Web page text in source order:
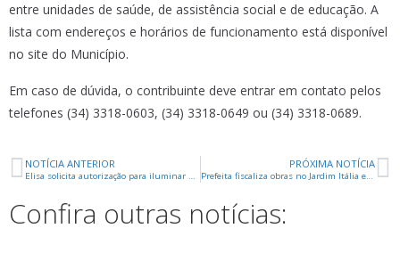
entre unidades de saúde, de assistência social e de educação. A
lista com endereços e horários de funcionamento está disponível
no site do Município.
Em caso de dúvida, o contribuinte deve entrar em contato pelos
telefones (34) 3318-0603, (34) 3318-0649 ou (34) 3318-0689.
NOTÍCIA ANTERIOR
Elisa solicita autorização para iluminar praça Zé do Tiro próximo ao aeroporto
PRÓXIMA NOTÍCIA
Prefeita fiscaliza obras no Jardim Itália e Alvorada
Confira outras notícias: